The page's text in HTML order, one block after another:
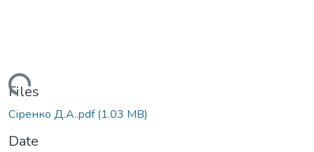
Files
Сіренко Д.А..pdf(1.03 MB)
Date